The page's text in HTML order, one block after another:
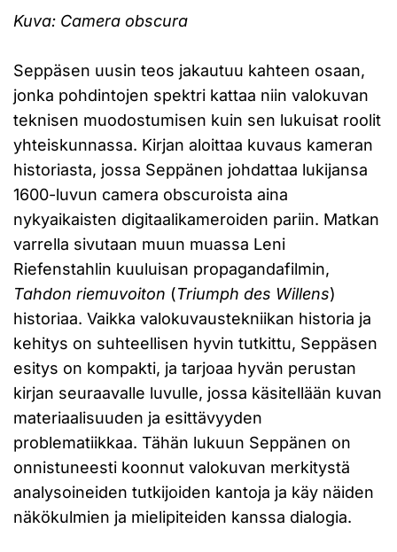
Kuva: Camera obscura
Seppäsen uusin teos jakautuu kahteen osaan,
jonka pohdintojen spektri kattaa niin valokuvan
teknisen muodostumisen kuin sen lukuisat roolit
yhteiskunnassa. Kirjan aloittaa kuvaus kameran
historiasta, jossa Seppänen johdattaa lukijansa
1600-luvun camera obscuroista aina
nykyaikaisten digitaalikameroiden pariin. Matkan
varrella sivutaan muun muassa Leni
Riefenstahlin kuuluisan propagandafilmin,
Tahdon riemuvoiton (Triumph des Willens)
historiaa. Vaikka valokuvaustekniikan historia ja
kehitys on suhteellisen hyvin tutkittu, Seppäsen
esitys on kompakti, ja tarjoaa hyvän perustan
kirjan seuraavalle luvulle, jossa käsitellään kuvan
materiaalisuuden ja esittävyyden
problematiikkaa. Tähän lukuun Seppänen on
onnistuneesti koonnut valokuvan merkitystä
analysoineiden tutkijoiden kantoja ja käy näiden
näkökulmien ja mielipiteiden kanssa dialogia.